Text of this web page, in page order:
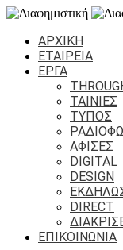
ΑΡΧΙΚΗ
ΕΤΑΙΡΕΙΑ
ΕΡΓΑ
ΤΑΙΝΙΕΣ
ΤΥΠΟΣ
ΑΦΙΣΕΣ
DIGITAL
DESIGN
DIRECT
ΕΠΙΚΟΙΝΩΝΙΑ